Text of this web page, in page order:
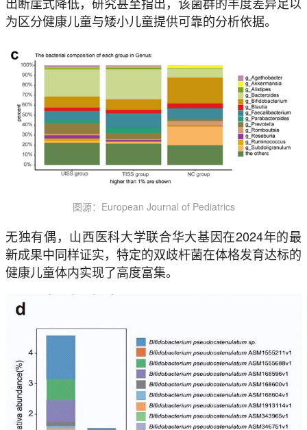
为区分健康儿童与矮小儿童提供可靠的分析依据。
图源：European Journal of Pediatrics
无独有偶，山西医科大学联合华大基因在2024年的最
新成果中同样证实，特定的双歧杆菌在体格发育达标的
健康儿童体内实现了高度富集。